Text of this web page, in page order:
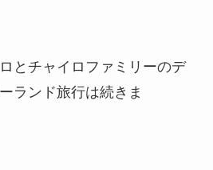
とチャイロファミリーのデ
ランド旅行は続きま